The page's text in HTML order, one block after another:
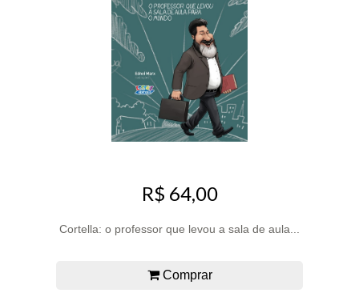
R$ 64,00
Cortella: o professor que levou a sala de aula...
Comprar